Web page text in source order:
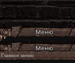
Главное меню